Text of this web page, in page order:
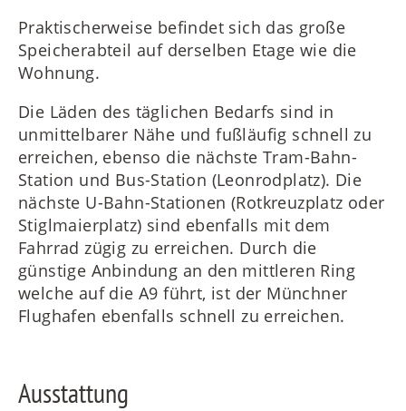
Praktischerweise befindet sich das große
Speicherabteil auf derselben Etage wie die
Wohnung.
Die Läden des täglichen Bedarfs sind in
unmittelbarer Nähe und fußläufig schnell zu
erreichen, ebenso die nächste Tram-Bahn-
Station und Bus-Station (Leonrodplatz). Die
nächste U-Bahn-Stationen (Rotkreuzplatz oder
Stiglmaierplatz) sind ebenfalls mit dem
Fahrrad zügig zu erreichen. Durch die
günstige Anbindung an den mittleren Ring
welche auf die A9 führt, ist der Münchner
Flughafen ebenfalls schnell zu erreichen.
Ausstattung